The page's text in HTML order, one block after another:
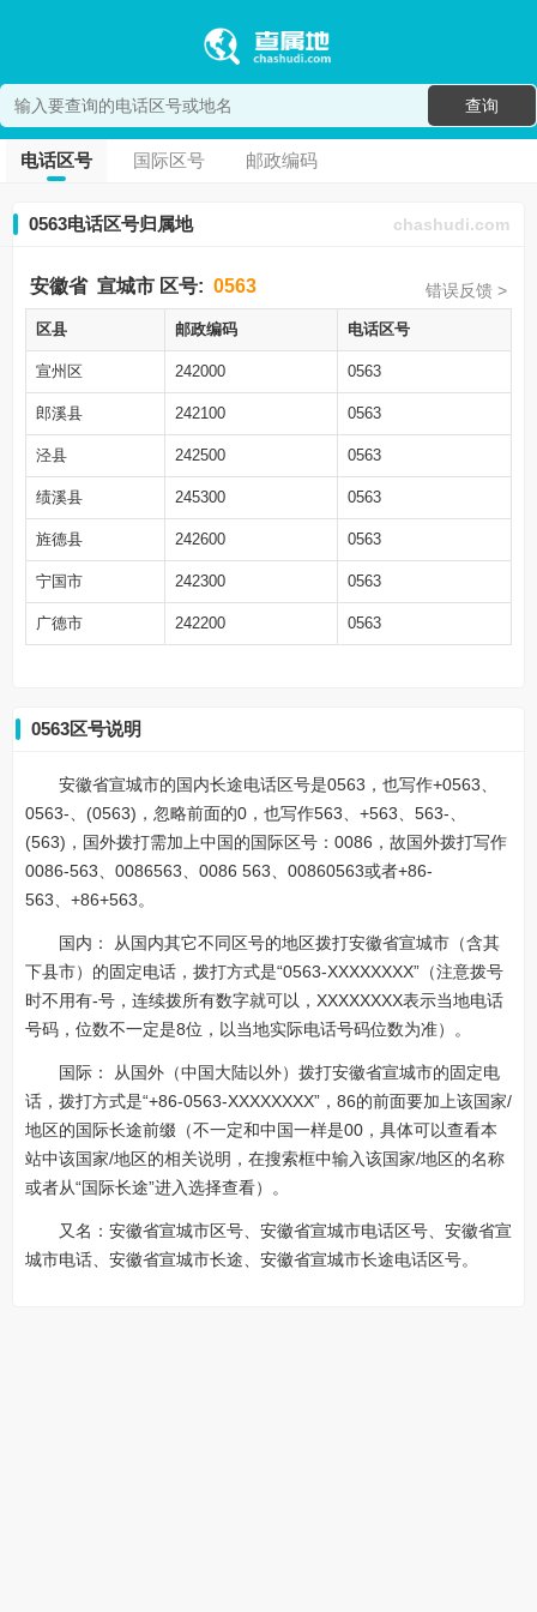
查询
电话区号 国际区号 邮政编码
0563电话区号归属地 chashudi.com
安徽省 宣城市 区号: 0563 错误反馈 >
区县 邮政编码 电话区号
宣州区 242000 0563
郎溪县 242100 0563
泾县 242500 0563
绩溪县 245300 0563
旌德县 242600 0563
宁国市 242300 0563
广德市 242200 0563
0563区号说明
安徽省宣城市的国内长途电话区号是0563，也写作+0563、
0563-、(0563)，忽略前面的0，也写作563、+563、563-、
(563)，国外拨打需加上中国的国际区号：0086，故国外拨打写作
0086-563、0086563、0086 563、00860563或者+86-
563、+86+563。
国内： 从国内其它不同区号的地区拨打安徽省宣城市（含其
下县市）的固定电话，拨打方式是“0563-XXXXXXXX”（注意拨号
时不用有-号，连续拨所有数字就可以，XXXXXXXX表示当地电话
号码，位数不一定是8位，以当地实际电话号码位数为准）。
国际： 从国外（中国大陆以外）拨打安徽省宣城市的固定电
话，拨打方式是“+86-0563-XXXXXXXX”，86的前面要加上该国家/
地区的国际长途前缀（不一定和中国一样是00，具体可以查看本
站中该国家/地区的相关说明，在搜索框中输入该国家/地区的名称
或者从“国际长途”进入选择查看）。
又名：安徽省宣城市区号、安徽省宣城市电话区号、安徽省宣
城市电话、安徽省宣城市长途、安徽省宣城市长途电话区号。